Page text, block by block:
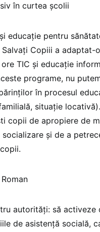
în curtea școlii
educație pentru
Copiii a adaptat-
TIC și educație
programe, nu
în procesul
situație
copii de apropiere de
socializare și de a
autorități: să activeze
de asistență socială,